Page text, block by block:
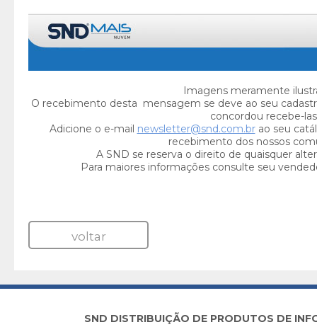
Imagens meramente
O recebimento desta mensagem se deve ao seu
concordou recebe-
Adicione o e-mail newsletter@snd.com.brao seu
recebimento dos nossos
A SND se reserva o direito de quaisquer
Para maiores informações consulte seu
voltar
SND DISTRIBUIÇÃO DE PRODUTOS DE